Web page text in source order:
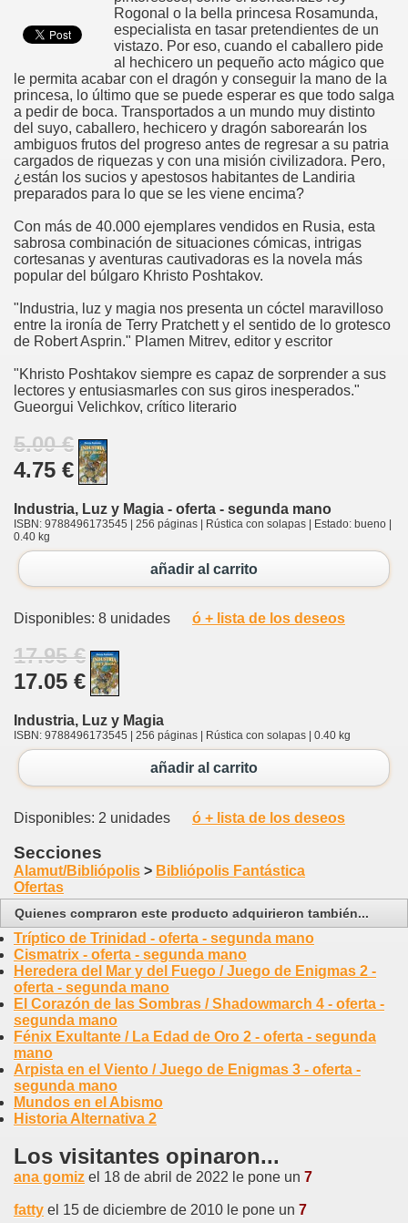
Rogonal o la bella princesa Rosamunda,
especialista en tasar pretendientes de un
vistazo. Por eso, cuando el caballero pide
al hechicero un pequeño acto mágico que
le permita acabar con el dragón y conseguir la mano de la
princesa, lo último que se puede esperar es que todo salga
a pedir de boca. Transportados a un mundo muy distinto
del suyo, caballero, hechicero y dragón saborearán los
ambiguos frutos del progreso antes de regresar a su patria
cargados de riquezas y con una misión civilizadora. Pero,
¿están los sucios y apestosos habitantes de Landiria
preparados para lo que se les viene encima?
Con más de 40.000 ejemplares vendidos en Rusia, esta
sabrosa combinación de situaciones cómicas, intrigas
cortesanas y aventuras cautivadoras es la novela más
popular del búlgaro Khristo Poshtakov.
"Industria, luz y magia nos presenta un cóctel maravilloso
entre la ironía de Terry Pratchett y el sentido de lo grotesco
de Robert Asprin." Plamen Mitrev, editor y escritor
"Khristo Poshtakov siempre es capaz de sorprender a sus
lectores y entusiasmarles con sus giros inesperados."
Gueorgui Velichkov, crítico literario
5.00 €
4.75 €
Industria, Luz y Magia - oferta - segunda mano
ISBN: 9788496173545 | 256 páginas | Rústica con solapas | Estado: bueno |
0.40 kg
añadir al carrito
Disponibles: 8 unidades ó + lista de los deseos
17.95 €
17.05 €
Industria, Luz y Magia
ISBN: 9788496173545 | 256 páginas | Rústica con solapas | 0.40 kg
añadir al carrito
Disponibles: 2 unidades ó + lista de los deseos
Secciones
Alamut/Bibliópolis > Bibliópolis Fantástica
Ofertas
Quienes compraron este producto adquirieron también...
Tríptico de Trinidad - oferta - segunda mano
Cismatrix - oferta - segunda mano
Heredera del Mar y del Fuego / Juego de Enigmas 2 -
oferta - segunda mano
El Corazón de las Sombras / Shadowmarch 4 - oferta -
segunda mano
Fénix Exultante / La Edad de Oro 2 - oferta - segunda
mano
Arpista en el Viento / Juego de Enigmas 3 - oferta -
segunda mano
Mundos en el Abismo
Historia Alternativa 2
Los visitantes opinaron...
ana gomiz el 18 de abril de 2022 le pone un 7
fatty el 15 de diciembre de 2010 le pone un 7